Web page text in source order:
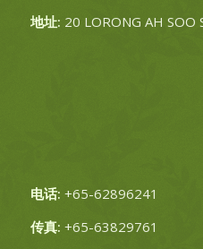
地址: 20 LORONG AH SOO
电话: +65-62896241
传真: +65-63829761